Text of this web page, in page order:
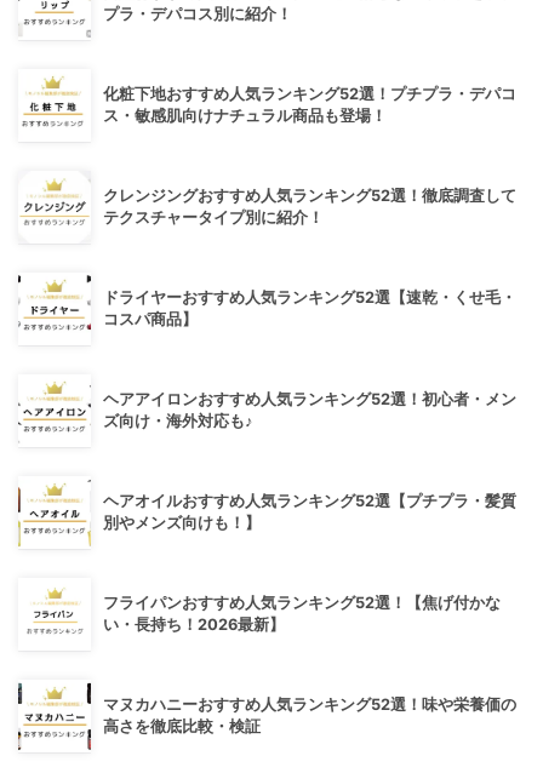
プラ・デパコス別に紹介！
化粧下地おすすめ人気ランキング52選！プチプラ・デパコ
ス・敏感肌向けナチュラル商品も登場！
クレンジングおすすめ人気ランキング52選！徹底調査して
テクスチャータイプ別に紹介！
ドライヤーおすすめ人気ランキング52選【速乾・くせ毛・
コスパ商品】
ヘアアイロンおすすめ人気ランキング52選！初心者・メン
ズ向け・海外対応も♪
ヘアオイルおすすめ人気ランキング52選【プチプラ・髪質
別やメンズ向けも！】
フライパンおすすめ人気ランキング52選！【焦げ付かな
い・長持ち！2026最新】
マヌカハニーおすすめ人気ランキング52選！味や栄養価の
高さを徹底比較・検証